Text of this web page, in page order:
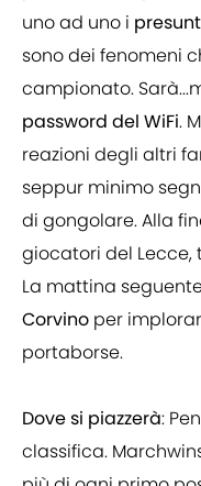
uno ad uno i
sono dei fenomeni
campionato.
password del WiFi.
reazioni degli altri
seppur minimo
di gongolare. Alla
giocatori del
La mattina
Corvino per
portaborse.
Dove si piazzerà:
classifica.